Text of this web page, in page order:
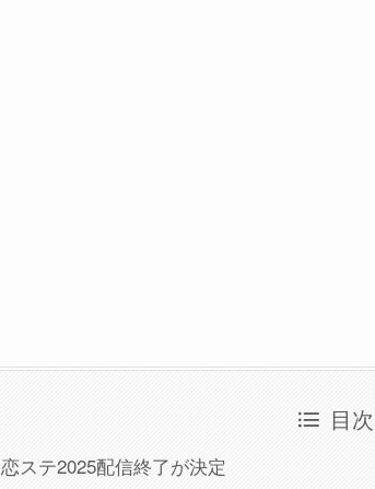
目次
恋ステ2025配信終了が決定